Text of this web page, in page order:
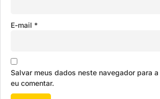
E-mail *
Salvar meus dados neste navegador para
eu comentar.